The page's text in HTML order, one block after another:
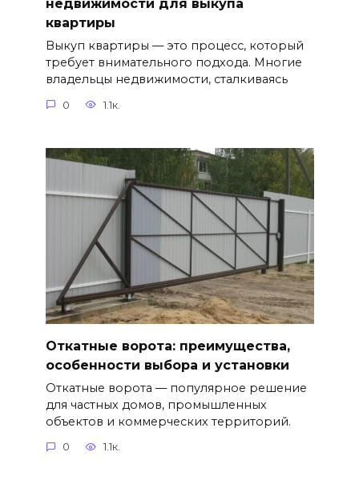
недвижимости для выкупа
квартиры
Выкуп квартиры — это процесс, который
требует внимательного подхода. Многие
владельцы недвижимости, сталкиваясь
0 1.1к.
Откатные ворота: преимущества,
особенности выбора и установки
Откатные ворота — популярное решение
для частных домов, промышленных
объектов и коммерческих территорий.
0 1.1к.